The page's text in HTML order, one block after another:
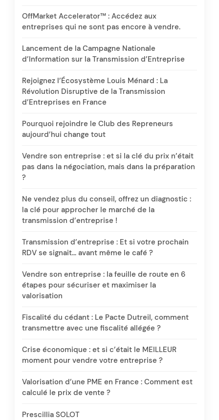
OffMarket Accelerator™ : Accédez aux
entreprises qui ne sont pas encore à vendre.
Lancement de la Campagne Nationale
d’Information sur la Transmission d’Entreprise
Rejoignez l’Écosystème Louis Ménard : La
Révolution Disruptive de la Transmission
d’Entreprises en France
Pourquoi rejoindre le Club des Repreneurs
aujourd’hui change tout
Vendre son entreprise : et si la clé du prix n’était
pas dans la négociation, mais dans la préparation
?
Ne vendez plus du conseil, offrez un diagnostic :
la clé pour approcher le marché de la
transmission d’entreprise !
Transmission d’entreprise : Et si votre prochain
RDV se signait… avant même le café ?
Vendre son entreprise : la feuille de route en 6
étapes pour sécuriser et maximiser la
valorisation
Fiscalité du cédant : Le Pacte Dutreil, comment
transmettre avec une fiscalité allégée ?
Crise économique : et si c’était le MEILLEUR
moment pour vendre votre entreprise ?
Valorisation d’une PME en France : Comment est
calculé le prix de vente ?
Prescillia SOLOT